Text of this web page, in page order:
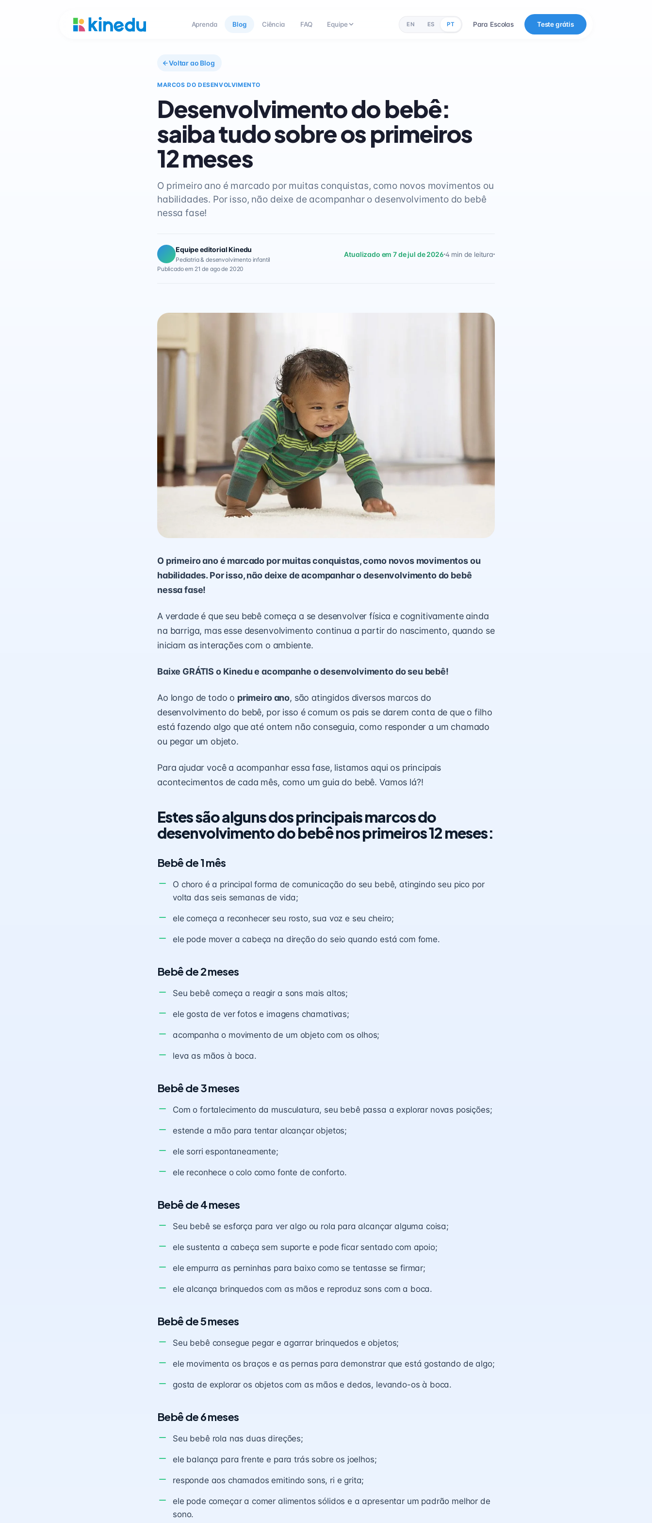
Aprenda Blog Ciência FAQ Equipe EN ES PT Para Escolas Teste grátis
Voltar ao Blog
MARCOS DO DESENVOLVIMENTO
Desenvolvimento do bebê:
saiba tudo sobre os primeiros
12 meses
O primeiro ano é marcado por muitas conquistas, como novos movimentos ou
habilidades. Por isso, não deixe de acompanhar o desenvolvimento do bebê
nessa fase!
Equipe editorial Kinedu
Pediatria & desenvolvimento infantil
Atualizado em 7 de jul de 2026 4 min de leitura
Publicado em 21 de ago de 2020
O primeiro ano é marcado por muitas conquistas, como novos movimentos ou
habilidades. Por isso, não deixe de acompanhar o desenvolvimento do bebê
nessa fase!
A verdade é que seu bebê começa a se desenvolver física e cognitivamente ainda
na barriga, mas esse desenvolvimento continua a partir do nascimento, quando se
iniciam as interações com o ambiente.
Baixe GRÁTIS o Kinedu e acompanhe o desenvolvimento do seu bebê!
Ao longo de todo o primeiro ano, são atingidos diversos marcos do
desenvolvimento do bebê, por isso é comum os pais se darem conta de que o filho
está fazendo algo que até ontem não conseguia, como responder a um chamado
ou pegar um objeto.
Para ajudar você a acompanhar essa fase, listamos aqui os principais
acontecimentos de cada mês, como um guia do bebê. Vamos lá?!
Estes são alguns dos principais marcos do
desenvolvimento do bebê nos primeiros 12 meses:
Bebê de 1 mês
O choro é a principal forma de comunicação do seu bebê, atingindo seu pico por
volta das seis semanas de vida;
ele começa a reconhecer seu rosto, sua voz e seu cheiro;
ele pode mover a cabeça na direção do seio quando está com fome.
Bebê de 2 meses
Seu bebê começa a reagir a sons mais altos;
ele gosta de ver fotos e imagens chamativas;
acompanha o movimento de um objeto com os olhos;
leva as mãos à boca.
Bebê de 3 meses
Com o fortalecimento da musculatura, seu bebê passa a explorar novas posições;
estende a mão para tentar alcançar objetos;
ele sorri espontaneamente;
ele reconhece o colo como fonte de conforto.
Bebê de 4 meses
Seu bebê se esforça para ver algo ou rola para alcançar alguma coisa;
ele sustenta a cabeça sem suporte e pode ficar sentado com apoio;
ele empurra as perninhas para baixo como se tentasse se firmar;
ele alcança brinquedos com as mãos e reproduz sons com a boca.
Bebê de 5 meses
Seu bebê consegue pegar e agarrar brinquedos e objetos;
ele movimenta os braços e as pernas para demonstrar que está gostando de algo;
gosta de explorar os objetos com as mãos e dedos, levando-os à boca.
Bebê de 6 meses
Seu bebê rola nas duas direções;
ele balança para frente e para trás sobre os joelhos;
responde aos chamados emitindo sons, ri e grita;
ele pode começar a comer alimentos sólidos e a apresentar um padrão melhor de
sono.